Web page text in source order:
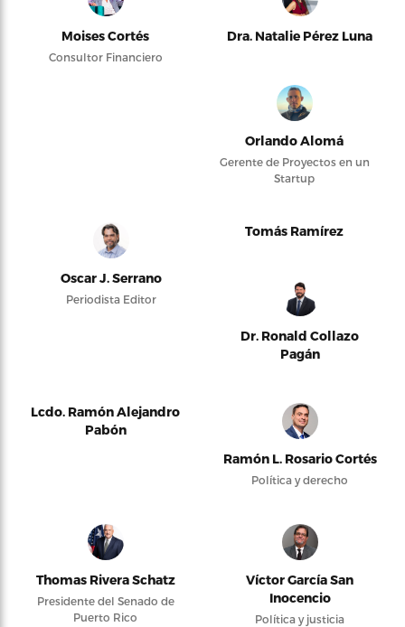
Moises Cortés
Consultor Financiero
Dra. Natalie Pérez Luna
Orlando Alomá
Gerente de Proyectos en un
Startup
Oscar J. Serrano
Periodista Editor
Tomás Ramírez
Dr. Ronald Collazo
Pagán
Lcdo. Ramón Alejandro
Pabón
Ramón L. Rosario Cortés
Política y derecho
Thomas Rivera Schatz
Presidente del Senado de
Puerto Rico
Víctor García San
Inocencio
Política y justicia